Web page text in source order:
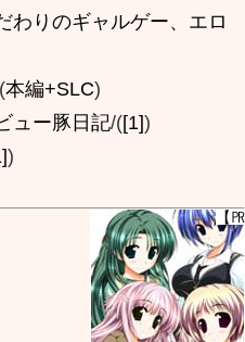
わりのギャルゲー、エロ
本編+SLC)
ュー豚日記/([1])
)
【